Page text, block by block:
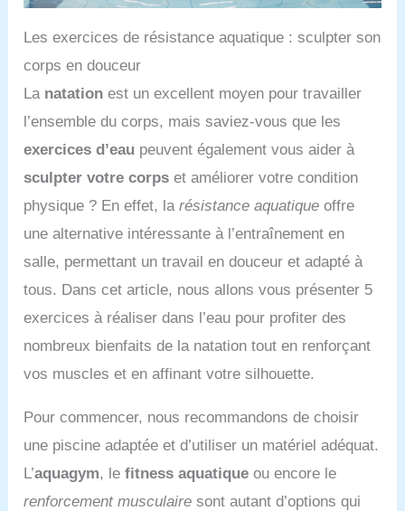
Les exercices de résistance aquatique : sculpter son
corps en douceur
La natation est un excellent moyen pour travailler
l’ensemble du corps, mais saviez-vous que les
exercices d’eau peuvent également vous aider à
sculpter votre corps et améliorer votre condition
physique ? En effet, larésistance aquatique offre
une alternative intéressante à l’entraînement en
salle, permettant un travail en douceur et adapté à
tous. Dans cet article, nous allons vous présenter 5
exercices à réaliser dans l’eau pour profiter des
nombreux bienfaits de la natation tout en renforçant
vos muscles et en affinant votre silhouette.
Pour commencer, nous recommandons de choisir
une piscine adaptée et d’utiliser un matériel adéquat.
L’aquagym, lefitness aquatique ou encore le
renforcement musculaire sont autant d’options qui